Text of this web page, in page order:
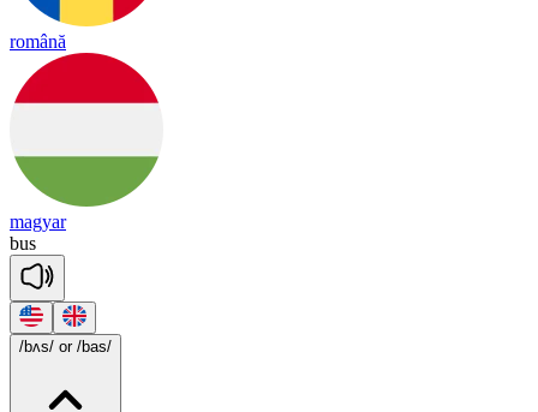
română
magyar
bus
/bʌs/ or /bas/